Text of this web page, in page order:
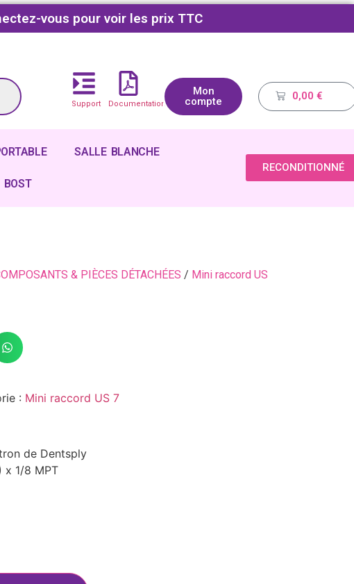
vous pour voir les prix TTC
Support Documentations
Mon
compte
0,00 €
SALLE BLANCHE
BOST
RECONDITIONNÉ
& PIÈCES DÉTACHÉES / Mini raccord US
: Mini raccord US 7
de Dentsply
x 1/8 MPT